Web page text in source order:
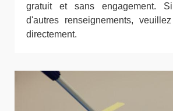
gratuit et sans engagement.
d'autres renseignements,
directement.